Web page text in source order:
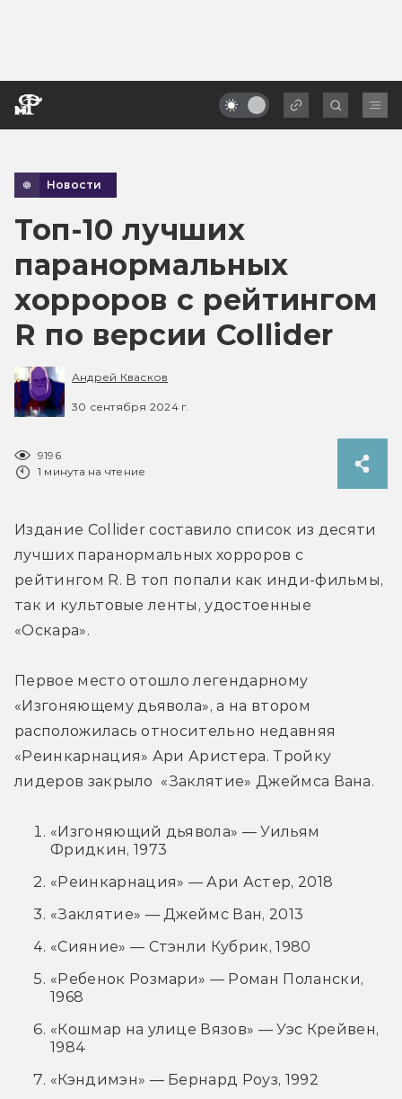
Новости
Топ-10 лучших
паранормальных
хорроров с рейтингом
R по версии Collider
Андрей Квасков
30 сентября 2024 г.
9196
1 минута на чтение
Издание Collider составило список из десяти
лучших паранормальных хорроров с
рейтингом R. В топ попали как инди-фильмы,
так и культовые ленты, удостоенные
«Оскара».
Первое место отошло легендарному
«Изгоняющему дьявола», а на втором
«Реинкарнация» Ари Аристера. Тройку
лидеров закрыло  «Заклятие» Джеймса Вана.
«Изгоняющий дьявола» — Уильям
Фридкин, 1973
«Реинкарнация» — Ари Астер, 2018
«Заклятие» — Джеймс Ван, 2013
«Сияние» — Стэнли Кубрик, 1980
«Ребенок Розмари» — Роман Полански,
1968
«Кошмар на улице Вязов» — Уэс Крейвен,
1984
«Кэндимэн» — Бернард Роуз, 1992